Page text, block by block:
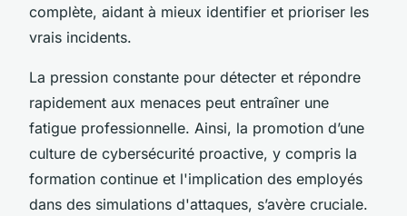
complète, aidant à mieux identifier et prioriser les
vrais incidents.
La pression constante pour détecter et répondre
rapidement aux menaces peut entraîner une
fatigue professionnelle. Ainsi, la promotion d’une
culture de cybersécurité proactive, y compris la
formation continue et l'implication des employés
dans des simulations d'attaques, s’avère cruciale.